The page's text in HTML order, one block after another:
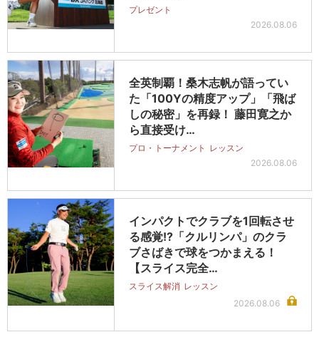
プレゼント
2026.08.06
全英制覇！桑木志帆が語ってい
た「100Yの精度アップ」「飛ば
しの秘密」を再録！ 藤田寛之か
ら直接受け…
プロ・トーナメント レッスン
2026.08.06
インパクトでクラブを1回転させ
る感覚!?「クルリンパ」のクラ
ブさばきで球をつかまえる！
【スライス完全…
スライス解消 レッスン
2026.08.06